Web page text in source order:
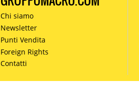
Chi siamo
Newsletter
Punti Vendita
Foreign Rights
Contatti